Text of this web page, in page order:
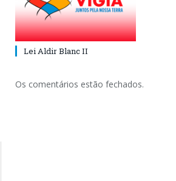
Lei Aldir Blanc II
Os comentários estão fechados.